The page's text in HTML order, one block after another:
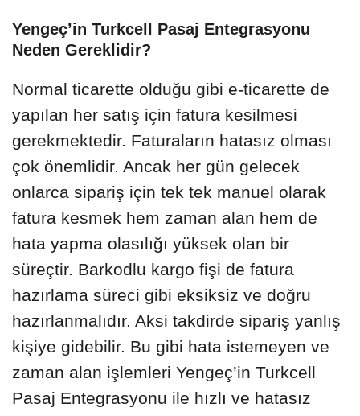
Yengeç’in Turkcell Pasaj Entegrasyonu
Neden Gereklidir?
Normal ticarette olduğu gibi e-ticarette de
yapılan her satış için fatura kesilmesi
gerekmektedir. Faturaların hatasız olması
çok önemlidir. Ancak her gün gelecek
onlarca sipariş için tek tek manuel olarak
fatura kesmek hem zaman alan hem de
hata yapma olasılığı yüksek olan bir
süreçtir. Barkodlu kargo fişi de fatura
hazırlama süreci gibi eksiksiz ve doğru
hazırlanmalıdır. Aksi takdirde sipariş yanlış
kişiye gidebilir. Bu gibi hata istemeyen ve
zaman alan işlemleri Yengeç’in Turkcell
Pasaj Entegrasyonu ile hızlı ve hatasız